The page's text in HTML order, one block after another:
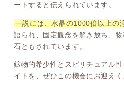
ートすると伝えられています。
一説には、水晶の1000倍以上の
語られ、固定観念を解き放ち、
石ともされています。
鉱物的希少性とスピリチュアル
イトを、ぜひこの機会にお迎えく